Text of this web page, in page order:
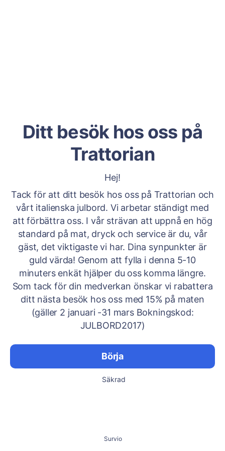
Ditt besök hos oss på
Trattorian
Hej!
Tack för att ditt besök hos oss på Trattorian och
vårt italienska julbord. Vi arbetar ständigt med
att förbättra oss. I vår strävan att uppnå en hög
standard på mat, dryck och service är du, vår
gäst, det viktigaste vi har. Dina synpunkter är
guld värda! Genom att fylla i denna 5-10
minuters enkät hjälper du oss komma längre.
Som tack för din medverkan önskar vi rabattera
ditt nästa besök hos oss med 15% på maten
(gäller 2 januari -31 mars Bokningskod:
JULBORD2017)
Börja
Säkrad
Survio